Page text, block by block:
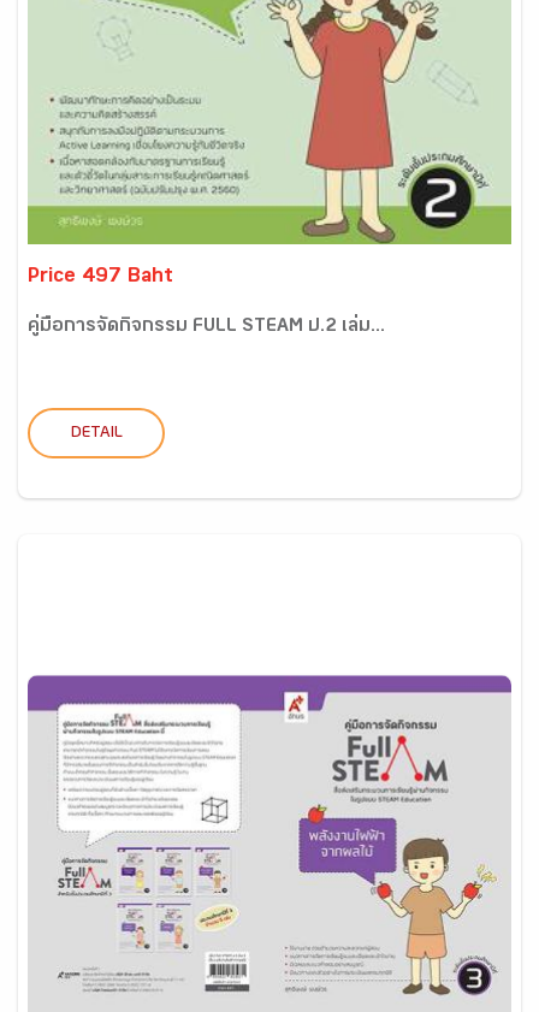
Price 497 Baht
คู่มือการจัดกิจกรรม FULL STEAM ป.2 เล่ม...
DETAIL